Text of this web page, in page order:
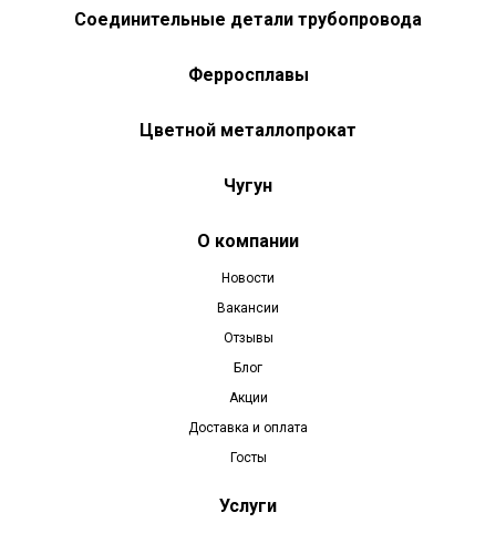
Соединительные детали трубопровода
Ферросплавы
Цветной металлопрокат
Чугун
О компании
Новости
Вакансии
Отзывы
Блог
Акции
Доставка и оплата
Госты
Услуги